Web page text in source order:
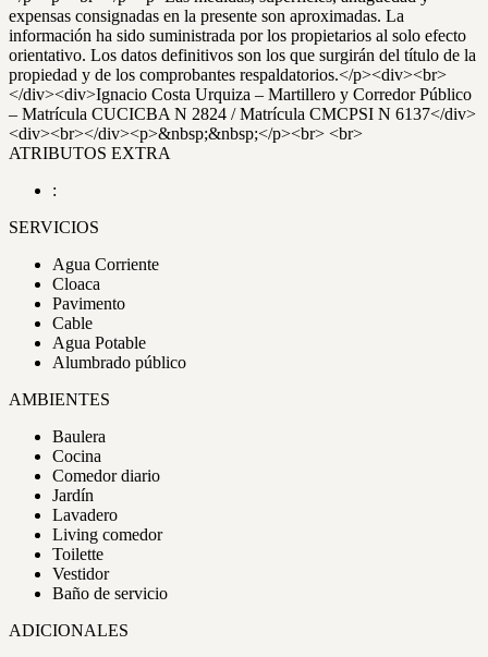
expensas consignadas en la presente son aproximadas. La
información ha sido suministrada por los propietarios al solo efecto
orientativo. Los datos definitivos son los que surgirán del título de la
propiedad y de los comprobantes respaldatorios.</p><div><br>
</div><div>Ignacio Costa Urquiza – Martillero y Corredor Público
– Matrícula CUCICBA N 2824 / Matrícula CMCPSI N 6137</div>
<div><br></div><p>&nbsp;&nbsp;</p><br> <br>
ATRIBUTOS EXTRA
:
SERVICIOS
Agua Corriente
Cloaca
Pavimento
Cable
Agua Potable
Alumbrado público
AMBIENTES
Baulera
Cocina
Comedor diario
Jardín
Lavadero
Living comedor
Toilette
Vestidor
Baño de servicio
ADICIONALES